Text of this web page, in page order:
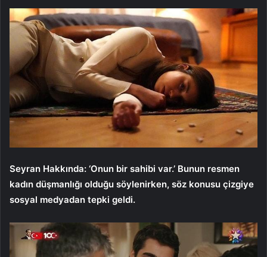
Seyran Hakkında: ‘Onun bir sahibi var.’ Bunun resmen
kadın düşmanlığı olduğu söylenirken, söz konusu çizgiye
sosyal medyadan tepki geldi.